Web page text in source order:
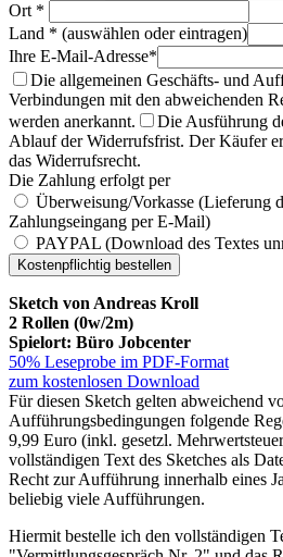
Ort *
Land * (auswählen oder eintragen)
Ihre E-Mail-Adresse*
Die allgemeinen Geschäfts- und
Verbindungen mit den abweichenden
werden anerkannt.
Die Ausführung
Ablauf der Widerrufsfrist. Der Käufer
das Widerrufsrecht.
Die Zahlung erfolgt per
Überweisung/Vorkasse (Lieferung
Zahlungseingang per E-Mail)
PAYPAL (Download des Textes
Sketch von Andreas Kroll
2 Rollen (0w/2m)
Spielort: Büro Jobcenter
50% Leseprobe im PDF-Format
zum kostenlosen Download
Für diesen Sketch gelten abweichend
Aufführungsbedingungen folgende
9,99 Euro (inkl. gesetzl.
vollständigen Text des Sketches als
Recht zur Aufführung innerhalb eines
beliebig viele Aufführungen.
Hiermit bestelle ich den vollständigen